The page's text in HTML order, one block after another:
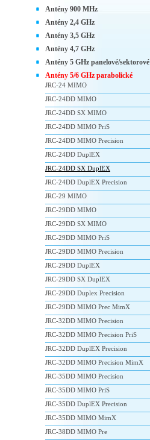
Antény 900 MHz
Antény 2,4 GHz
Antény 3,5 GHz
Antény 4,7 GHz
Antény 5 GHz panelové/sektorové
Antény 5/6 GHz parabolické
JRC-24 MIMO
JRC-24DD MIMO
JRC-24DD SX MIMO
JRC-24DD MIMO PriS
JRC-24DD MIMO Precision
JRC-24DD DuplEX
JRC-24DD SX DuplEX
JRC-24DD DuplEX Precision
JRC-29 MIMO
JRC-29DD MIMO
JRC-29DD SX MIMO
JRC-29DD MIMO PriS
JRC-29DD MIMO Precision
JRC-29DD DuplEX
JRC-29DD SX DuplEX
JRC-29DD Duplex Precision
JRC-29DD MIMO Prec MimX
JRC-32DD MIMO Precision
JRC-32DD MIMO Precision PriS
JRC-32DD DuplEX Precision
JRC-32DD MIMO Precision MimX
JRC-35DD MIMO Precision
JRC-35DD MIMO PriS
JRC-35DD DuplEX Precision
JRC-35DD MIMO MimX
JRC-38DD MIMO Pre